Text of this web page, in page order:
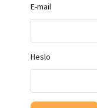
E-mail
Heslo